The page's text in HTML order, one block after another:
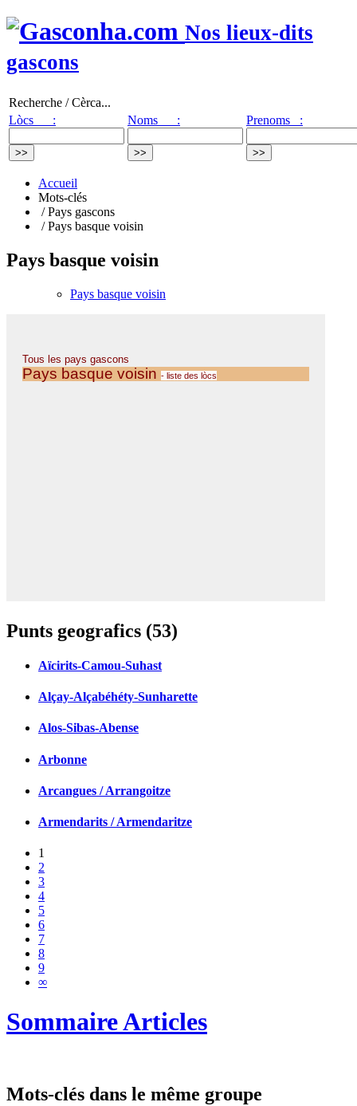
Nos lieux-dits
gascons
Recherche / Cèrca...
Lòcs :
Noms : Prenoms :
Accueil
Mots-clés
/ Pays gascons
/ Pays basque voisin
Pays basque voisin
Pays basque voisin
Punts geografics (53)
Aïcirits-Camou-Suhast
Alçay-Alçabéhéty-Sunharette
Alos-Sibas-Abense
Arbonne
Arcangues / Arrangoitze
Armendarits / Armendaritze
1
2
3
4
5
6
7
8
9
∞
Sommaire Articles
Mots-clés dans le même groupe